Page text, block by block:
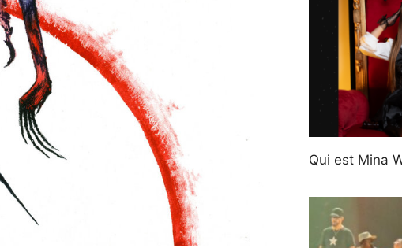
Qui est Mina